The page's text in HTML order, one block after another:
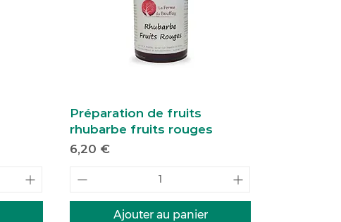
Préparation de fruits
rhubarbe fruits rouges
Prix
6,20 €
Ajouter au panier